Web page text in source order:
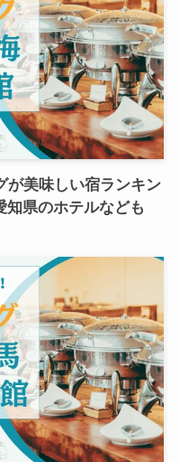
が美味しい宿ランキン
知県のホテルなども